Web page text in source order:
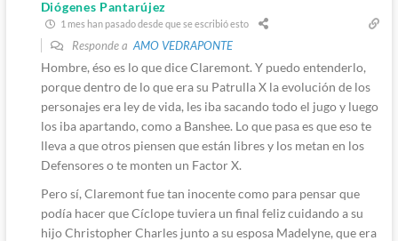
Diógenes Pantarújez
1 mes han pasado desde que se escribió esto
Responde a AMO VEDRAPONTE
Hombre, éso es lo que dice Claremont. Y puedo entenderlo,
porque dentro de lo que era su Patrulla X la evolución de los
personajes era ley de vida, les iba sacando todo el jugo y luego
los iba apartando, como a Banshee. Lo que pasa es que eso te
lleva a que otros piensen que están libres y los metan en los
Defensores o te monten un Factor X.
Pero sí, Claremont fue tan inocente como para pensar que
podía hacer que Cíclope tuviera un final feliz cuidando a su
hijo Christopher Charles junto a su esposa Madelyne, que era